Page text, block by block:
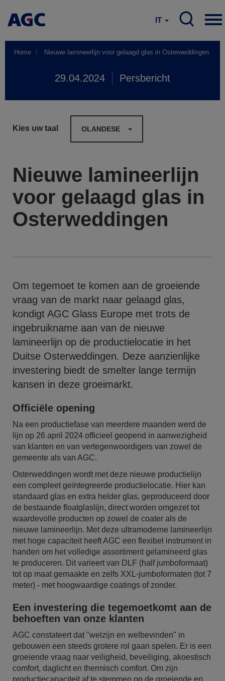
IT
Home Nieuwe lamineerlijn voor gelaagd glas in Osterweddingen
29.04.2024 Persbericht
Kies uw taal OLANDESE
Nieuwe lamineerlijn
voor gelaagd glas in
Osterweddingen
Om tegemoet te komen aan de groeiende
vraag van de markt naar gelaagd glas,
kondigt AGC Glass Europe met trots de
ingebruikname aan van de nieuwe
lamineerlijn op de productielocatie in het
Duitse Osterweddingen. Deze aanzienlijke
investering biedt de smelter lange termijn
kansen in deze groeimarkt.
Officiële opening
Na een productiefase van meerdere maanden werd de
lijn op 26 april 2024 officieel geopend in aanwezigheid
van klanten en van vertegenwoordigers van zowel de
gemeente als van AGC.
Osterweddingen wordt met deze nieuwe productielijn
een compleet geïntegreerde productielocatie. Hier kan
standaard glas en extra helder glas, geproduceerd door
de bestaande floatglaslijn, direct worden omgezet tot
waardevolle producten op zowel de coater als de
nieuwe lamineerlijn. Met deze ultramoderne lamineerlijn
met hoge capaciteit heeft AGC een flexibel instrument in
handen om het volledige assortiment gelamineerd glas
te produceren. Dit varieert van DLF (half jumboformaat)
tot op maat gemaakte en zelfs XXL-jumboformaten (tot 7
meter) - met hoogwaardige coatings of zonder.
Een investering die tegemoetkomt aan de
behoeften van onze klanten
AGC constateert dat "welzijn en welbevinden" in
gebouwen een steeds grotere rol gaan spelen. Er is een
groeiende vraag naar veiligheid, beveiliging, akoestisch
comfort, daglicht en thermisch comfort. Om zijn
productiecapaciteit af te stemmen op de groeiende en